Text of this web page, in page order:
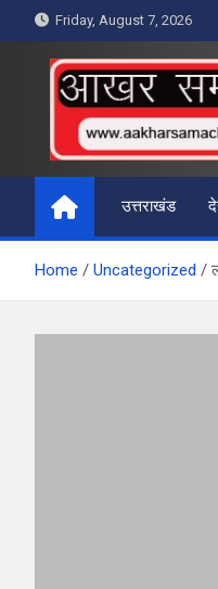
to
content
Friday, August 7, 2026
आखरउत्तराखंड
Home Uncategorized